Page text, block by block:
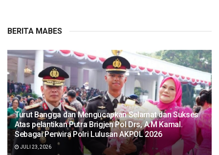
BERITA MABES
Turut Bangga dan Mengucapkan Selamat dan Sukses
Atas pelantikan Putra Brigjen Pol Drs, A.M Kamal.
Sebagai Perwira Polri Lulusan AKPOL 2026
JULI 23, 2026